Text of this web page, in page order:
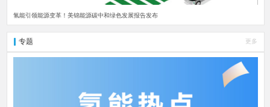
氢能引领能源变革！美锦能源碳中和绿色发展报告发布
专题 更多